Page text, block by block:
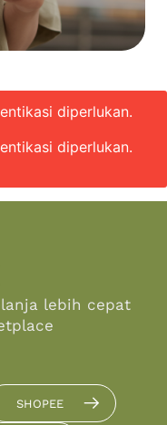
diperlukan.
diperlukan.
lebih cepat
SHOPEE